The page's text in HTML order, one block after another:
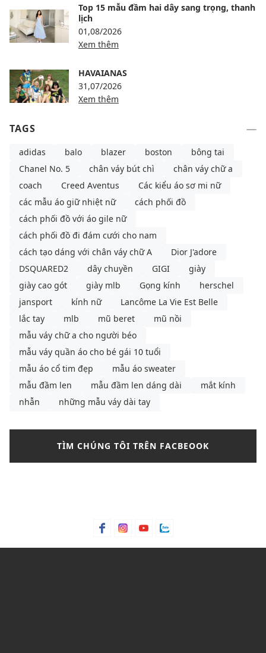
Top 15 mẫu đầm hai dây sang trọng, thanh
lịch
01,08/2026
Xem thêm
HAVAIANAS
31,07/2026
Xem thêm
TAGS
adidas balo blazer boston
bông tai
Chanel No. 5
chân váy bút chì
chân váy chữ a
coach
Creed Aventus
Các kiểu áo sơ mi nữ
các mẫu áo giữ nhiệt nữ
cách phối đồ
cách phối đồ với áo gile nữ
cách phối đồ đi đám cưới cho nam
cách tạo dáng với chân váy chữ A
Dior J'adore
DSQUARED2
dây chuyền GIGI
giày
giày cao gót
giày mlb Gọng kính
herschel
jansport
kính nữ
Lancôme La Vie Est Belle
lắc tay
mlb mũ beret
mũ nồi
mẫu váy chữ a cho người béo
mẫu váy quần áo cho bé gái 10 tuổi
mẫu áo cổ tim đẹp
mẫu áo sweater
mẫu đầm len
mẫu đầm len dáng dài
mắt kính
nhẫn
những mẫu váy dài tay
nước hoa
outfit thu đông
phối đồ với shoulder bag
phối đồ với túi kẹp nách
phối đồ với túi đeo vai
phối đồ với áo giữ nhiệt nữ
TÌM CHÚNG TÔI TRÊN FACBEOOK